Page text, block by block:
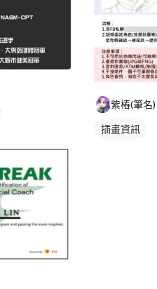
紫樁(筆名)
插畫資訊